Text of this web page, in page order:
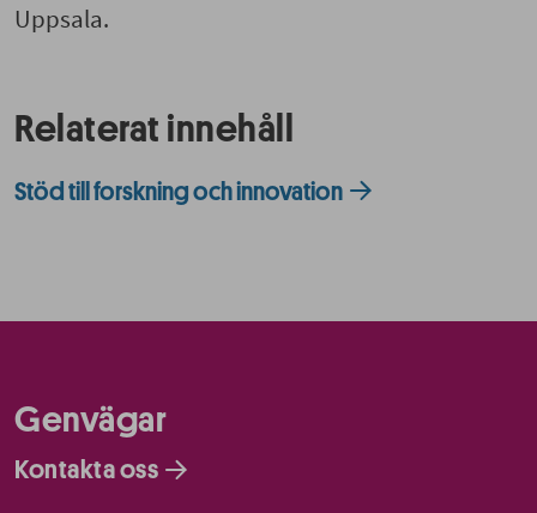
Uppsala.
Relaterat innehåll
Stöd till forskning och innovation
Genvägar
Kontakta oss